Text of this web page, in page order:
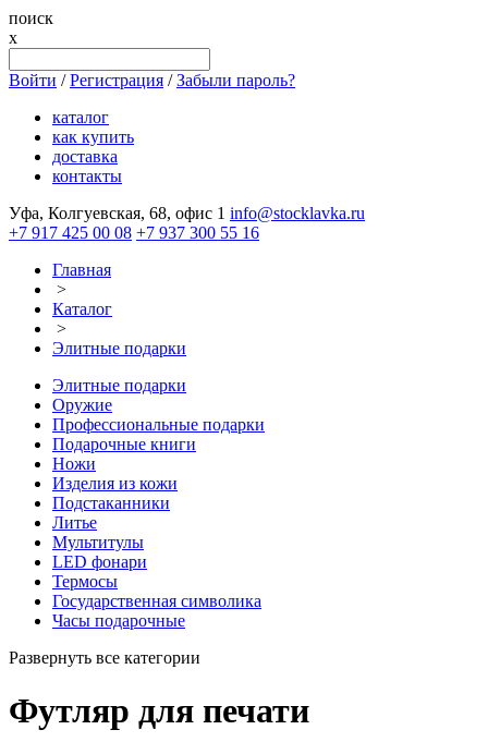
поиск
x
Войти / Регистрация / Забыли пароль?
каталог
как купить
доставка
контакты
Уфа, Колгуевская, 68, офис 1 info@stocklavka.ru
+7 917 425 00 08 +7 937 300 55 16
Главная
>
Каталог
>
Элитные подарки
Элитные подарки
Оружие
Профессиональные подарки
Подарочные книги
Ножи
Изделия из кожи
Подстаканники
Литье
Мультитулы
LED фонари
Термосы
Государственная символика
Часы подарочные
Развернуть все категории
Футляр для печати